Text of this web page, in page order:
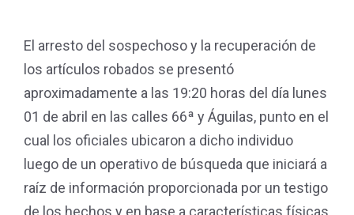
El arresto del sospechoso y la recuperación de
los artículos robados se presentó
aproximadamente a las 19:20 horas del día lunes
01 de abril en las calles 66ª y Águilas, punto en el
cual los oficiales ubicaron a dicho individuo
luego de un operativo de búsqueda que iniciará a
raíz de información proporcionada por un testigo
de los hechos y en base a características físicas